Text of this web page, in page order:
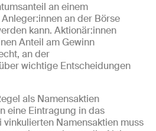
an einem
an der Börse
kann. Aktionär:innen
Anteil am Gewinn
an der
wichtige Entscheidungen
als Namensaktien
eine Eintragung in das
Namensaktien muss